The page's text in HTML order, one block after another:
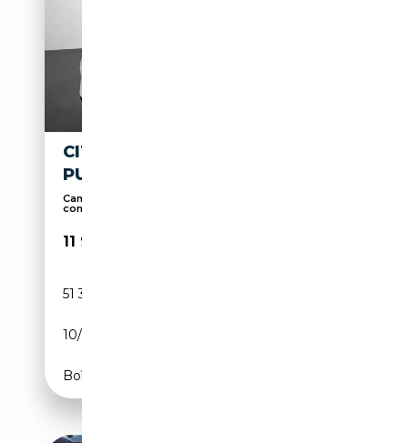
CITROEN C3 AIRCROSS
PURETECH 110 S&S FEEL PACK
Caméra d'aide au stationnement, Airbag
conducteur,...
11 915€
51 317 km
10/2023
Boîte manuelle